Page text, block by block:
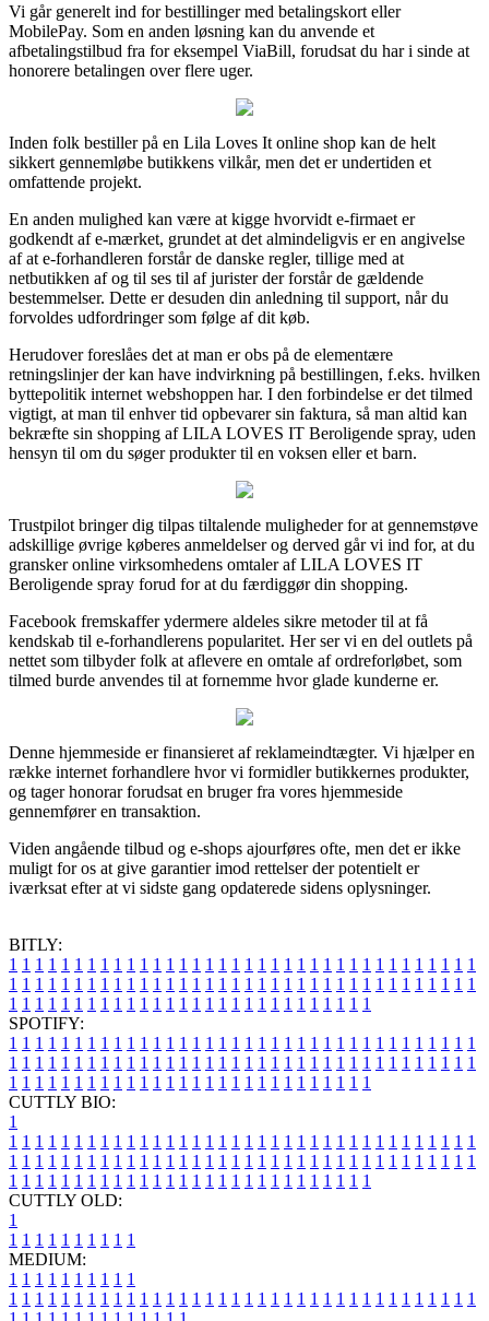
Vi går generelt ind for bestillinger med betalingskort eller
MobilePay. Som en anden løsning kan du anvende et
afbetalingstilbud fra for eksempel ViaBill, forudsat du har i sinde at
honorere betalingen over flere uger.
Inden folk bestiller på en Lila Loves It online shop kan de helt
sikkert gennemløbe butikkens vilkår, men det er undertiden et
omfattende projekt.
En anden mulighed kan være at kigge hvorvidt e-firmaet er
godkendt af e-mærket, grundet at det almindeligvis er en angivelse
af at e-forhandleren forstår de danske regler, tillige med at
netbutikken af og til ses til af jurister der forstår de gældende
bestemmelser. Dette er desuden din anledning til support, når du
forvoldes udfordringer som følge af dit køb.
Herudover foreslåes det at man er obs på de elementære
retningslinjer der kan have indvirkning på bestillingen, f.eks. hvilken
byttepolitik internet webshoppen har. I den forbindelse er det tilmed
vigtigt, at man til enhver tid opbevarer sin faktura, så man altid kan
bekræfte sin shopping af LILA LOVES IT Beroligende spray, uden
hensyn til om du søger produkter til en voksen eller et barn.
Trustpilot bringer dig tilpas tiltalende muligheder for at gennemstøve
adskillige øvrige køberes anmeldelser og derved går vi ind for, at du
gransker online virksomhedens omtaler af LILA LOVES IT
Beroligende spray forud for at du færdiggør din shopping.
Facebook fremskaffer ydermere aldeles sikre metoder til at få
kendskab til e-forhandlerens popularitet. Her ser vi en del outlets på
nettet som tilbyder folk at aflevere en omtale af ordreforløbet, som
tilmed burde anvendes til at fornemme hvor glade kunderne er.
Denne hjemmeside er finansieret af reklameindtægter. Vi hjælper en
række internet forhandlere hvor vi formidler butikkernes produkter,
og tager honorar forudsat en bruger fra vores hjemmeside
gennemfører en transaktion.
Viden angående tilbud og e-shops ajourføres ofte, men det er ikke
muligt for os at give garantier imod rettelser der potentielt er
iværksat efter at vi sidste gang opdaterede sidens oplysninger.
BITLY:
1 1 1 1 1 1 1 1 1 1 1 1 1 1 1 1 1 1 1 1 1 1 1 1 1 1 1 1 1 1 1 1 1 1 1 1
1 1 1 1 1 1 1 1 1 1 1 1 1 1 1 1 1 1 1 1 1 1 1 1 1 1 1 1 1 1 1 1 1 1 1 1
1 1 1 1 1 1 1 1 1 1 1 1 1 1 1 1 1 1 1 1 1 1 1 1 1 1 1 1
SPOTIFY:
1 1 1 1 1 1 1 1 1 1 1 1 1 1 1 1 1 1 1 1 1 1 1 1 1 1 1 1 1 1 1 1 1 1 1 1
1 1 1 1 1 1 1 1 1 1 1 1 1 1 1 1 1 1 1 1 1 1 1 1 1 1 1 1 1 1 1 1 1 1 1 1
1 1 1 1 1 1 1 1 1 1 1 1 1 1 1 1 1 1 1 1 1 1 1 1 1 1 1 1
CUTTLY BIO:
1
1 1 1 1 1 1 1 1 1 1 1 1 1 1 1 1 1 1 1 1 1 1 1 1 1 1 1 1 1 1 1 1 1 1 1 1
1 1 1 1 1 1 1 1 1 1 1 1 1 1 1 1 1 1 1 1 1 1 1 1 1 1 1 1 1 1 1 1 1 1 1 1
1 1 1 1 1 1 1 1 1 1 1 1 1 1 1 1 1 1 1 1 1 1 1 1 1 1 1 1
CUTTLY OLD:
1
1 1 1 1 1 1 1 1 1 1
MEDIUM:
1 1 1 1 1 1 1 1 1 1
1 1 1 1 1 1 1 1 1 1 1 1 1 1 1 1 1 1 1 1 1 1 1 1 1 1 1 1 1 1 1 1 1 1 1 1